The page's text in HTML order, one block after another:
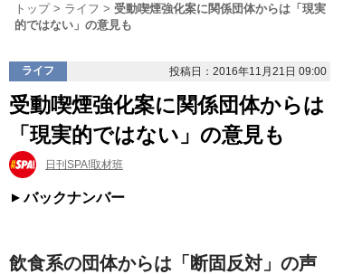
トップ ライフ
受動喫煙強化案に関係団体からは「現実
的ではない」の意見も
ライフ 投稿日：2016年11月21日 09:00
受動喫煙強化案に関係団体からは
「現実的ではない」の意見も
日刊SPA!取材班
バックナンバー
飲食系の団体からは「断固反対」の声